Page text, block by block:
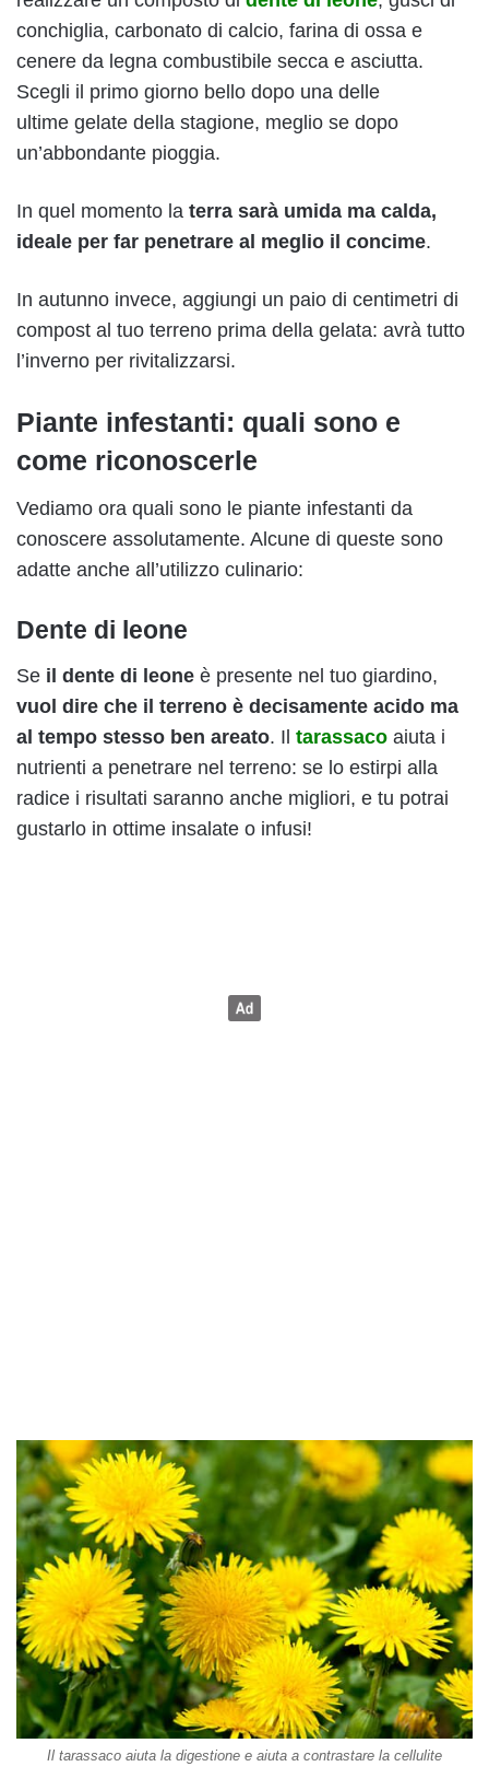
conchiglia, carbonato di calcio, farina di ossa e
cenere da legna combustibile secca e asciutta.
Scegli il primo giorno bello dopo una delle
ultime gelate della stagione, meglio se dopo
un’abbondante pioggia.
In quel momento la terra sarà umida ma calda,
ideale per far penetrare al meglio il concime.
In autunno invece, aggiungi un paio di centimetri di
compost al tuo terreno prima della gelata: avrà tutto
l’inverno per rivitalizzarsi.
Piante infestanti: quali sono e
come riconoscerle
Vediamo ora quali sono le piante infestanti da
conoscere assolutamente. Alcune di queste sono
adatte anche all’utilizzo culinario:
Dente di leone
Se il dente di leone è presente nel tuo giardino,
vuol dire che il terreno è decisamente acido ma
al tempo stesso ben areato. Il tarassaco aiuta i
nutrienti a penetrare nel terreno: se lo estirpi alla
radice i risultati saranno anche migliori, e tu potrai
gustarlo in ottime insalate o infusi!
Il tarassaco aiuta la digestione e aiuta a contrastare la cellulite